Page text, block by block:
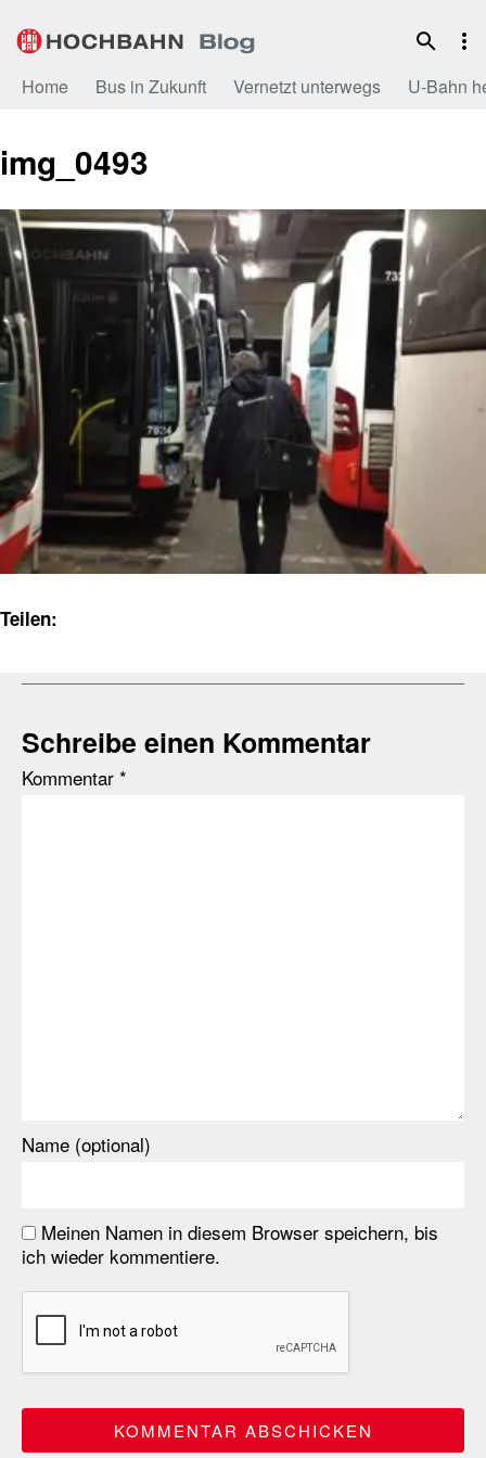
Inhalt
Home Bus in Zukunft Vernetzt unterwegs U-Bahn
img_0493
Teilen:
Schreibe einen Kommentar
Kommentar *
Name (optional)
Meinen Namen in diesem Browser speichern, bis
ich wieder kommentiere.